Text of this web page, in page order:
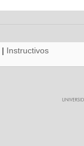
| Instructivos